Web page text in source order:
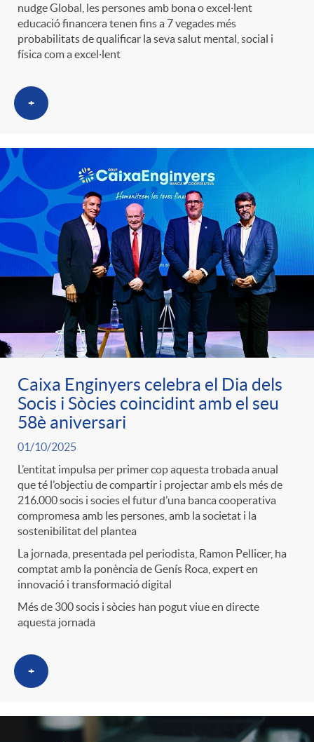
nudge Global, les persones amb bona o excel·lent
educació financera tenen fins a 7 vegades més
probabilitats de qualificar la seva salut mental, social i
física com a excel·lent
+
Caixa Enginyers celebra el Dia dels
Socis i Sòcies coincidint amb el seu
58è aniversari
01/10/2025
L’entitat impulsa per primer cop aquesta trobada anual
que té l’objectiu de compartir i projectar amb els més de
216.000 socis i socies el futur d’una banca cooperativa
compromesa amb les persones, amb la societat i la
sostenibilitat del plantea
La jornada, presentada pel periodista, Ramon Pellicer, ha
comptat amb la ponència de Genís Roca, expert en
innovació i transformació digital
Més de 300 socis i sòcies han pogut viue en directe
aquesta jornada
+